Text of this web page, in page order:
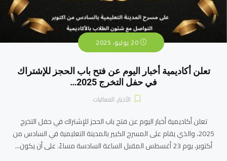
تعلن أكاديمية أخبار اليوم عن فتح باب الحجز للإشتراك
في حفل التخرج 2025…
الأخبار,الفعاليات
تعلن أكاديمية أخبار اليوم عن فتح باب الحجز للإشتراك في حفل التخرج
2025، والذي يقام على المسرح الكبير بالمدينة التعليمية في السادس من
أكتوبر، يوم 23 أغسطس المقبل الساعة السادسة مساءً. على أن يكون...